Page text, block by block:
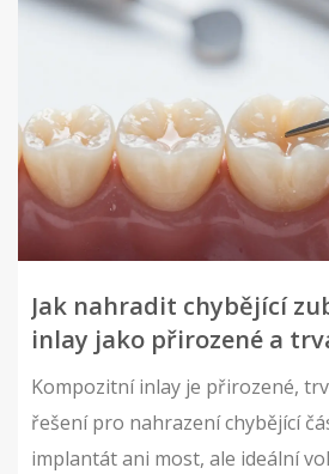
Jak nahradit chybějící
inlay jako přirozené a
Kompozitní inlay je přirozené,
řešení pro nahrazení chybějící
implantát ani most, ale ideální